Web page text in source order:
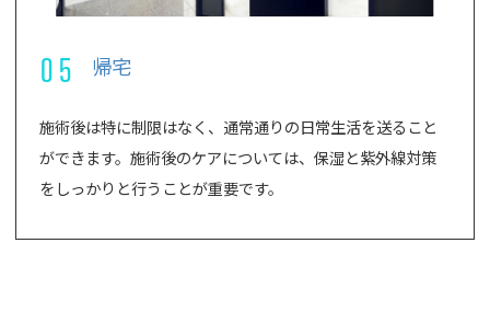
05 帰宅
施術後は特に制限はなく、通常通りの日常生活を送ること
ができます。施術後のケアについては、保湿と紫外線対策
をしっかりと行うことが重要です。